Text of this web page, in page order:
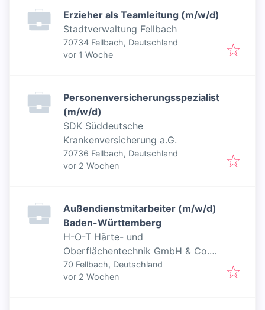
Erzieher als Teamleitung (m/w/d)
Stadtverwaltung Fellbach
70734 Fellbach, Deutschland
Veröffentlicht
vor 1 Woche
Personenversicherungsspezialist
(m/w/d)
SDK Süddeutsche
Krankenversicherung a.G.
70736 Fellbach, Deutschland
Veröffentlicht:
vor 2 Wochen
Außendienstmitarbeiter (m/w/d)
Baden-Württemberg
H-O-T Härte- und
Oberflächentechnik GmbH & Co.
KG
70 Fellbach, Deutschland
Veröffentlicht:
vor 2 Wochen